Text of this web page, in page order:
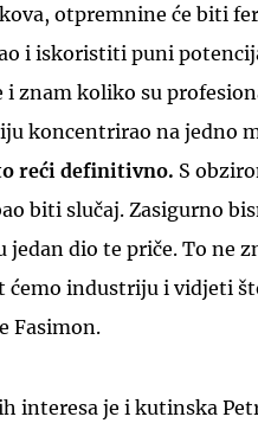
otpremnine će biti
i iskoristiti puni
znam koliko su
koncentrirao na jedno
reći definitivno. S
biti slučaj. Zasigurno
dio te priče. To ne
ćemo industriju i vidjeti
Fasimon.
interesa je i kutinska